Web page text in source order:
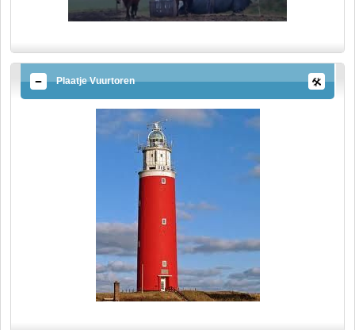
Plaatje Vuurtoren